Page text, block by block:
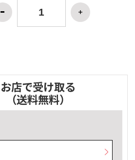
お店で受け取る
（送料無料）